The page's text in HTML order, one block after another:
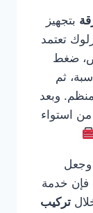
بتجهيز
تعتمد
ضغط
ثم
وبعد
من استواء
وجعل
فإن خدمة
تركيب